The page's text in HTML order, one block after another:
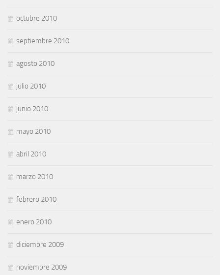
octubre 2010
septiembre 2010
agosto 2010
julio 2010
junio 2010
mayo 2010
abril 2010
marzo 2010
febrero 2010
enero 2010
diciembre 2009
noviembre 2009